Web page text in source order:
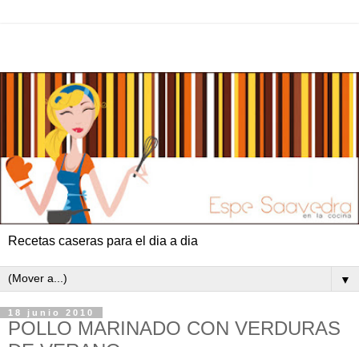
Recetas caseras para el dia a dia
▼
18 junio 2010
POLLO MARINADO CON VERDURAS